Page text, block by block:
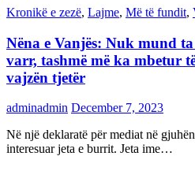
Kronikë e zezë, Lajme, Më të fundit,
Nëna e Vanjës: Nuk mund ta
varr, tashmë më ka mbetur
vajzën tjetër
adminadmin December 7, 2023
Në një deklaratë për mediat në
interesuar jeta e burrit. Jeta ime…